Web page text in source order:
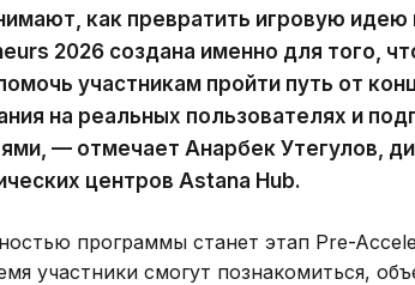
как превратить игровую идею
2026 создана именно для того,
участникам пройти путь от
на реальных пользователях и
— отмечает Анарбек Утегулов,
центров Astana Hub.
программы станет этап Pre-
участники смогут познакомиться,